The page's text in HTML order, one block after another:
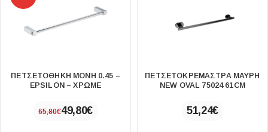
ΠΕΤΣΕΤΟΘΗΚΗ ΜΟΝΗ 0.45 –
EPSILON – ΧΡΩΜΕ
65,80€49,80€
ΠΕΤΣΕΤΟΚΡΕΜΆΣΤΡΑ ΜΑΎΡΗ
NEW OVAL 75024 61CM
51,24€